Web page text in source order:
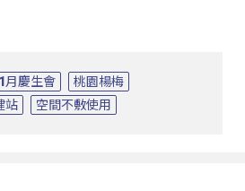
1月慶生會
桃園楊梅
站
空間不敷使用